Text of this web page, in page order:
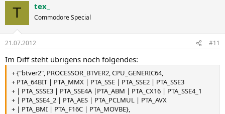
T tex_
Commodore Special
21.07.2012 #11
Im Diff steht übrigens noch folgendes:
+ {"btver2", PROCESSOR_BTVER2, CPU_GENERIC64,
+ PTA_64BIT | PTA_MMX | PTA_SSE | PTA_SSE2 | PTA_SSE3
+ | PTA_SSSE3 | PTA_SSE4A |PTA_ABM | PTA_CX16 | PTA_SSE4_1
+ | PTA_SSE4_2 | PTA_AES | PTA_PCLMUL | PTA_AVX
+ | PTA_BMI | PTA_F16C | PTA_MOVBE},